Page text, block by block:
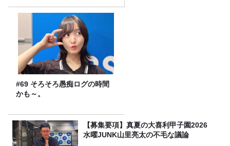
#69 そろそろ愚痴ログの時間
かも～。
【募集要項】真夏の大喜利甲子園2026
水曜JUNK山里亮太の不毛な議論